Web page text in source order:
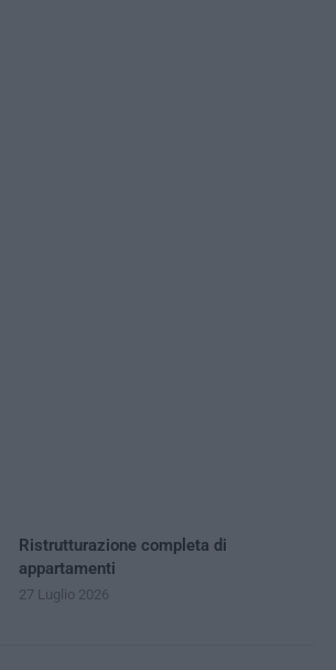
Ristrutturazione completa di
appartamenti
27 Luglio 2026